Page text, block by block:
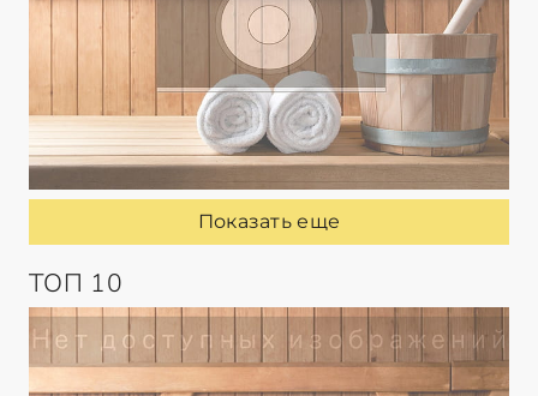
Показать еще
ТОП 10